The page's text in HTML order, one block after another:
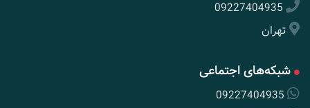
09227404935
تهران
شبکه‌های اجتماعی
09227404935